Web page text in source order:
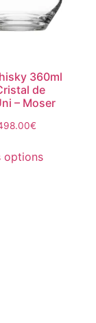
360ml
de
– Moser
€
options